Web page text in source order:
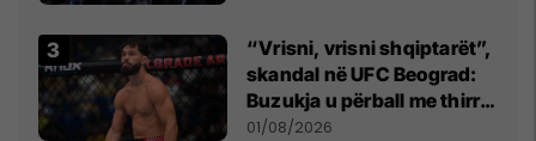
“Vrisni, vrisni shqiptarët”,
skandal në UFC Beograd:
Buzukja u përball me thirrje
anti-shqiptare nga
01/08/2026